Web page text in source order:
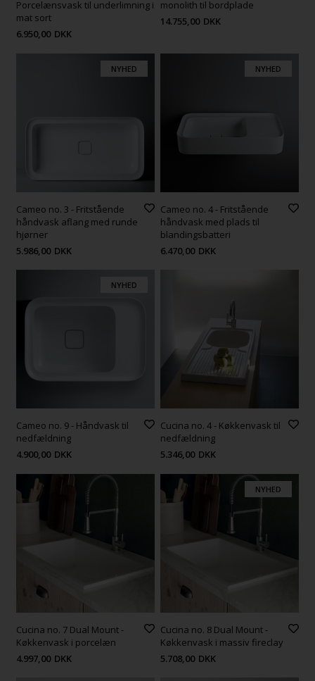
Porcelænsvask til underlimning i
mat sort
6.950,00 DKK
monolith til bordplade
14.755,00 DKK
NYHED
Cameo no. 3 - Fritstående
håndvask aflang med runde
hjørner
5.986,00 DKK
NYHED
Cameo no. 4 - Fritstående
håndvask med plads til
blandingsbatteri
6.470,00 DKK
NYHED
Cameo no. 9 - Håndvask til
nedfældning
4.900,00 DKK
Cucina no. 4 - Køkkenvask til
nedfældning
5.346,00 DKK
Cucina no. 7 Dual Mount -
Køkkenvask i porcelæn
4.997,00 DKK
NYHED
Cucina no. 8 Dual Mount -
Køkkenvask i massiv fireclay
5.708,00 DKK